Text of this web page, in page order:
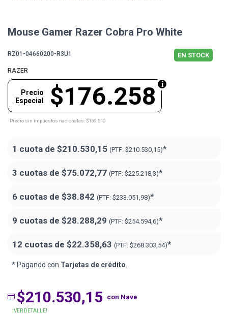
Mouse Gamer Razer Cobra Pro White
RZ01-04660200-R3U1 EN STOCK
RAZER
$176.258
Precio
Especial
Precio sin impuestos nacionales: $159.510
1 cuota de $210.530,15 (PTF: $210.530,15)*
3 cuotas de $75.072,77 (PTF: $225.218,3)*
6 cuotas de $38.842 (PTF: $233.051,98)*
9 cuotas de $28.288,29 (PTF: $254.594,6)*
12 cuotas de $22.358,63 (PTF: $268.303,54)*
* Pagando con Tarjetas de crédito
$210.530,15 con Nave
¡VER DETALLE!